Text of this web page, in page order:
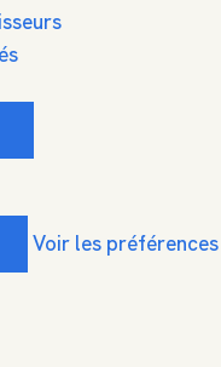
Voir les préférences